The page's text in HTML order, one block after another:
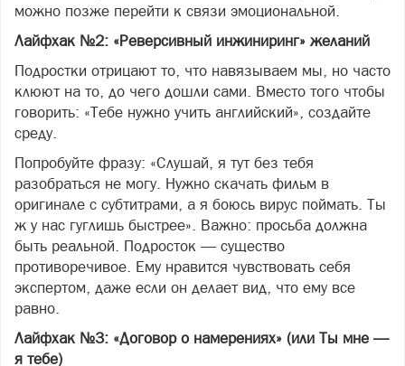
можно позже перейти к связи эмоциональной.
Лайфхак №2: «Реверсивный инжиниринг» желаний
Подростки отрицают то, что навязываем мы, но часто
клюют на то, до чего дошли сами. Вместо того чтобы
говорить: «Тебе нужно учить английский», создайте
среду.
Попробуйте фразу: «Слушай, я тут без тебя
разобраться не могу. Нужно скачать фильм в
оригинале с субтитрами, а я боюсь вирус поймать. Ты
ж у нас гуглишь быстрее». Важно: просьба должна
быть реальной. Подросток — существо
противоречивое. Ему нравится чувствовать себя
экспертом, даже если он делает вид, что ему все
равно.
Лайфхак №3: «Договор о намерениях» (или Ты мне —
я тебе)